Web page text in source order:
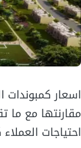
اسعار
مقارنتها مع ما
احتياجات